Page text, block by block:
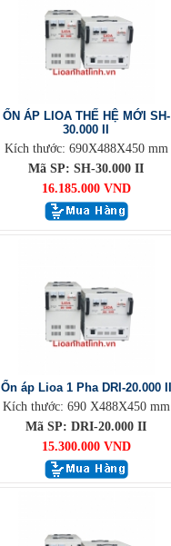
ỔN ÁP LIOA THẾ HỆ MỚI SH-
30.000 II
Kích thước: 690X488X450 mm
Mã SP: SH-30.000 II
16.185.000 VND
Ổn áp Lioa 1 Pha DRI-20.000 II
Kích thước: 690 X488X450 mm
Mã SP: DRI-20.000 II
15.300.000 VND